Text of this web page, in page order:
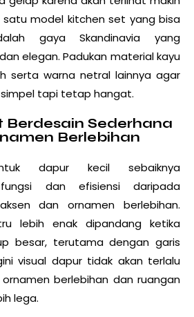
satu model kitchen set yang bisa
gaya Skandinavia yang
elegan. Padukan material kayu
serta warna netral lainnya agar
tapi tetap hangat.
Berdesain Sederhana
Berlebihan
dapur kecil sebaiknya
fungsi dan efisiensi daripada
dan ornamen berlebihan.
lebih enak dipandang ketika
besar, terutama dengan garis
visual dapur tidak akan terlalu
berlebihan dan ruangan
lega.